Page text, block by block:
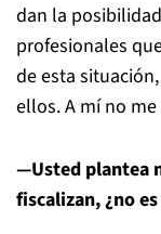
dan la
profesionales
de esta
ellos. A mí no
—Usted plantea
fiscalizan, ¿no